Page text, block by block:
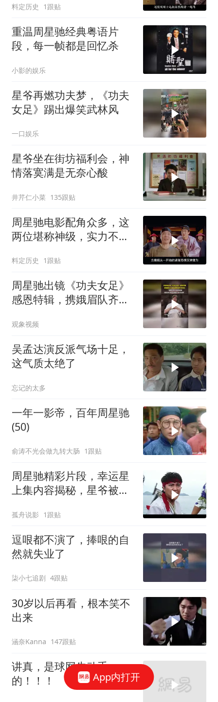
料定历史 1跟贴
重温周星驰经典粤语片
段，每一帧都是回忆杀
小影的娱乐
星爷再燃功夫梦，《功夫
女足》踢出爆笑武林风
一口娱乐
星爷坐在街坊福利会，神
情落寞满是无奈心酸
井芹仁小菜 135跟贴
周星驰电影配角众多，这
两位堪称神级，实力不容
料定历史 1跟贴
周星驰出镜《功夫女足》
感恩特辑，携娥眉队齐声
观象视频
吴孟达演反派气场十足，
这气质太绝了
忘记的太多
一年一影帝，百年周星驰
(50)
俞涛不光会做九转大肠 1跟贴
周星驰精彩片段，幸运星
上集内容揭秘，星爷被黑
孤舟说影 1跟贴
逗哏都不演了，捧哏的自
然就失业了
柒小七追剧 4跟贴
30岁以后再看，根本笑不
出来
涵奈Kanna 147跟贴
讲真，是球网先动手
的！！！
App内打开